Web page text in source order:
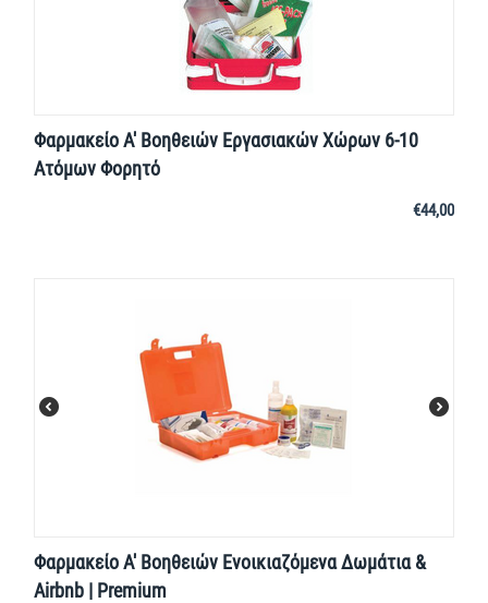
Φαρμακείο Α' Βοηθειών Εργασιακών Χώρων 6-10
Ατόμων Φορητό
€44,00
Φαρμακείο Α' Βοηθειών Ενοικιαζόμενα Δωμάτια &
Airbnb | Premium